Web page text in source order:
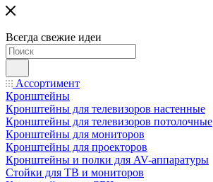
Всегда свежие идеи
Ассортимент
Кронштейны
Кронштейны для телевизоров настенные
Кронштейны для телевизоров потолочные
Кронштейны для мониторов
Кронштейны для проекторов
Кронштейны и полки для AV-аппаратуры
Стойки для ТВ и мониторов